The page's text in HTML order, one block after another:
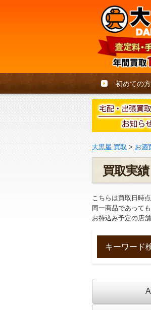
初めての
大黒屋 買取 > お酒
買取実績
こちらは買取日時
同一商品であって
お持込み予定の店
キーワード